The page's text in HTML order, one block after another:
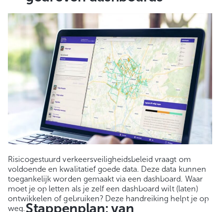
Risicogestuurd verkeersveiligheidsbeleid vraagt om
voldoende en kwalitatief goede data. Deze data kunnen
toegankelijk worden gemaakt via een dashboard. Waar
moet je op letten als je zelf een dashboard wilt (laten)
ontwikkelen of gebruiken? Deze handreiking helpt je op
weg.Stappenplan: van